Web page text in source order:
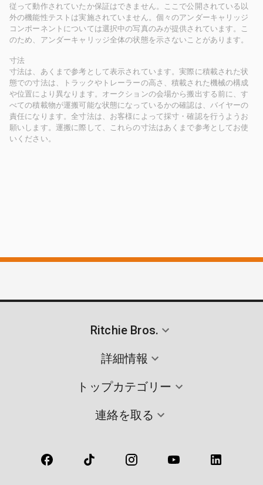
従って動作されていたか保証はできません。ここで公開されている以
外の機能性テストは実施されていません。個々のアンダーキャリッジ
コンポーネントについては選択中の写真のみが提供されています。こ
のため、アンダーキャリッジ全体の状態を示さないことがあります。
寸法
寸法は、あくまで参考として表示されています。実際に積載された状
態での寸法は、トラックやトレーラーの高さ、積載された機械の構成
や位置により異なります。オークションの会場から搬出する前に、す
べての積載物が運搬可能な状態になっているかの確認は、バイヤーの
責任になります。全寸法は、お客様によって採寸・確認を行うようお
願いします。運搬に際して、これらの寸法はあくまで参考としてお使
いください。
Ritchie Bros.
詳細情報
トップカテゴリー
連絡を取る